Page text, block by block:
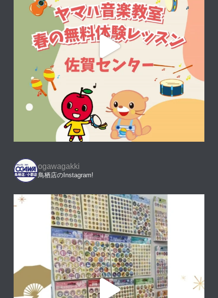
ogawagakki
鳥栖店のInstagram!